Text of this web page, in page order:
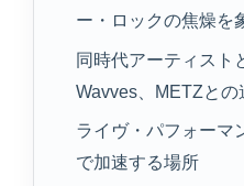
ー・ロックの焦燥を
同時代アーティスト
Wavves、METZとの
ライヴ・パフォーマ
で加速する場所